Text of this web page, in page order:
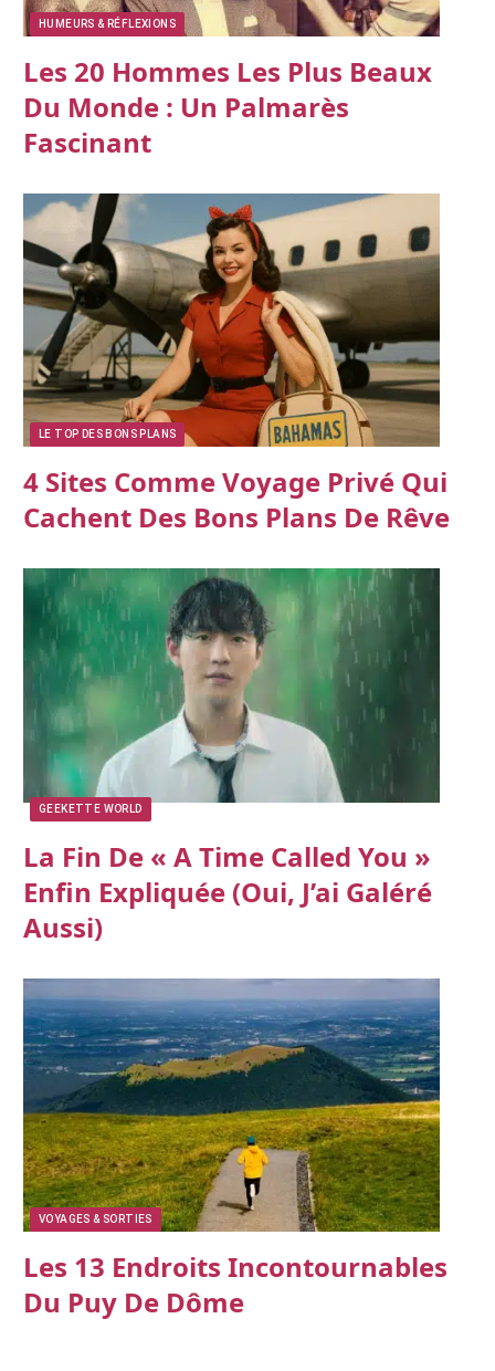
HUMEURS & RÉFLEXIONS
Les 20 Hommes Les Plus Beaux
Du Monde : Un Palmarès
Fascinant
LE TOP DES BONS PLANS
4 Sites Comme Voyage Privé Qui
Cachent Des Bons Plans De Rêve
GEEKETTE WORLD
La Fin De « A Time Called You »
Enfin Expliquée (oui, J’ai Galéré
Aussi)
VOYAGES & SORTIES
Les 13 Endroits Incontournables
Du Puy De Dôme